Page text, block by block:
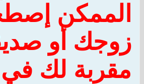
الممكن
زوجك أو
مقربة لك